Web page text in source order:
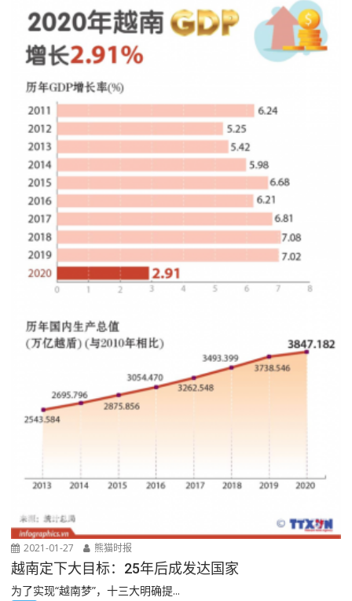
2021-01-27 熊猫时报
越南定下大目标：25年后成发达国家
为了实现“越南梦”，十三大明确提...